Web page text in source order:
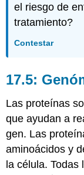
el riesgo de
tratamiento?
Contestar
17.5:
Las proteínas
que ayudan a
gen. Las
aminoácidos y
la célula. Todas